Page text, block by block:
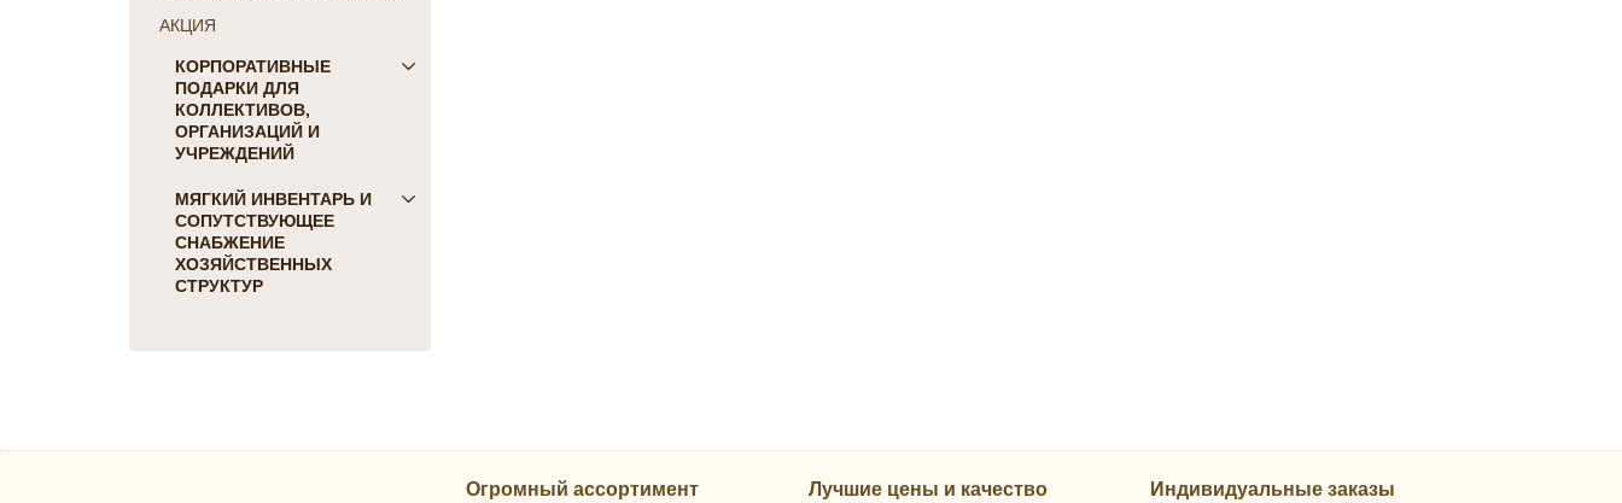
АКЦИЯ
КОРПОРАТИВНЫЕ
ПОДАРКИ ДЛЯ
КОЛЛЕКТИВОВ,
ОРГАНИЗАЦИЙ И
УЧРЕЖДЕНИЙ
ПОДАРКИ ДЛЯ КОГО:
Женщинам
Коллегам
Мужчинам
День Победы
МЯГКИЙ ИНВЕНТАРЬ И
СОПУТСТВУЮЩЕЕ
СНАБЖЕНИЕ
ХОЗЯЙСТВЕННЫХ
СТРУКТУР
Огромный ассортимент Лучшие цены и качество Индивидуальные заказы